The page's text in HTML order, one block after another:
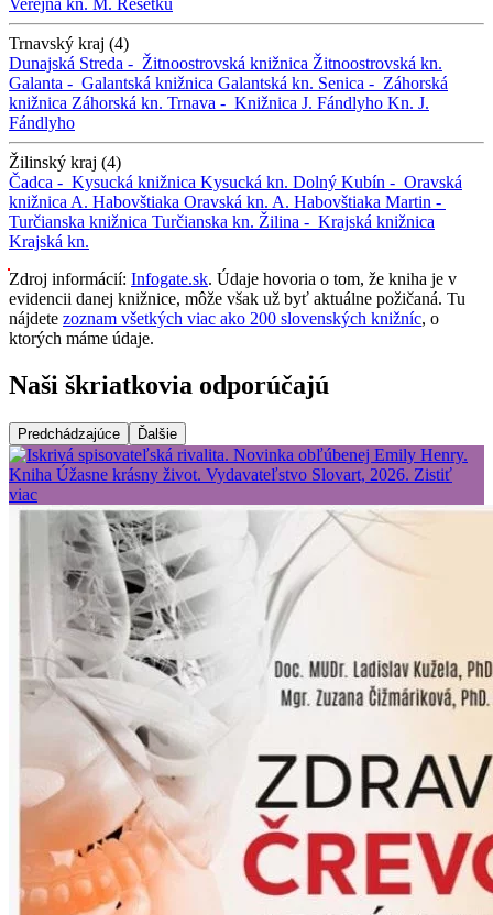
Trnavský kraj (4)
Dunajská Streda - Žitnoostrovská knižnica Žitnoostrovská kn.
Galanta - Galantská knižnica Galantská kn. Senica - Záhorská
knižnica Záhorská kn. Trnava - Knižnica J. Fándlyho Kn. J.
Fándlyho
Žilinský kraj (4)
Čadca - Kysucká knižnica Kysucká kn. Dolný Kubín - Oravská
knižnica A. Habovštiaka Oravská kn. A. Habovštiaka Martin -
Turčianska knižnica Turčianska kn. Žilina - Krajská knižnica
Krajská kn.
Zdroj informácií: Infogate.sk. Údaje hovoria o tom, že kniha je v
evidencii danej knižnice, môže však už byť aktuálne požičaná. Tu
nájdete zoznam všetkých viac ako 200 slovenských knižníc, o
ktorých máme údaje.
Naši škriatkovia odporúčajú
Predchádzajúce Ďalšie